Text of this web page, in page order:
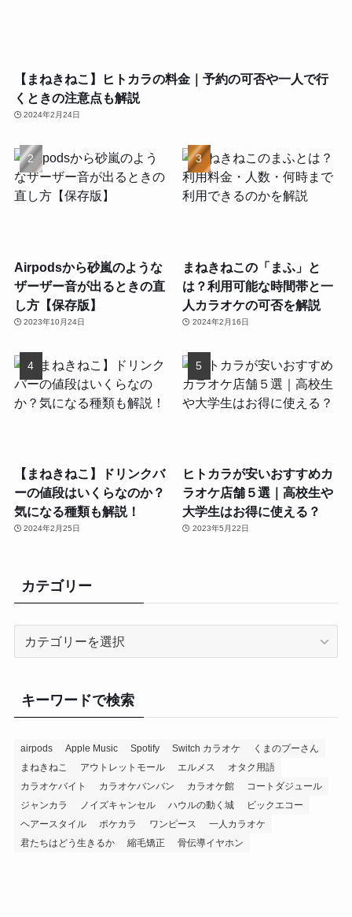
【まねきねこ】ヒトカラの料金｜予約の可否や一人で行
くときの注意点も解説
2024年2月24日
Airpodsから砂嵐のような
ザーザー音が出るときの直
し方【保存版】
2023年10月24日
まねきねこの「まふ」と
は？利用可能な時間帯と一
人カラオケの可否を解説
2024年2月16日
【まねきねこ】ドリンクバ
ーの値段はいくらなのか？
気になる種類も解説！
2024年2月25日
ヒトカラが安いおすすめカ
ラオケ店舗５選｜高校生や
大学生はお得に使える？
2023年5月22日
カテゴリー
キーワードで検索
airpods Apple Music Spotify Switch カラオケ
くまのプーさん
まねきねこ
アウトレットモール エルメス
オタク用語
カラオケバイト
カラオケバンバン カラオケ館
コートダジュール
ジャンカラ
ノイズキャンセル ハウルの動く城
ビックエコー
ヘアースタイル
ポケカラ ワンピース
一人カラオケ
君たちはどう生きるか
縮毛矯正 骨伝導イヤホン